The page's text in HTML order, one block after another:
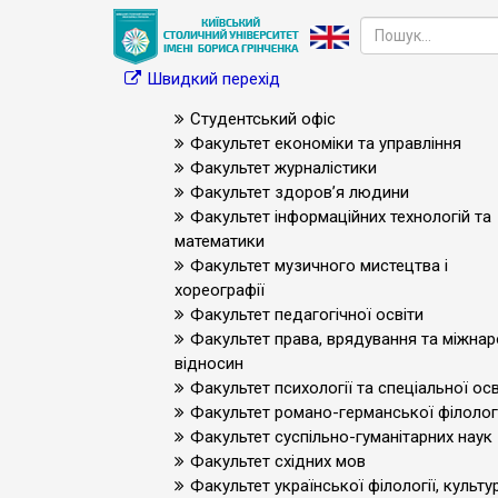
Швидкий перехід
Студентський офіс
Факультет економіки та управління
Факультет журналістики
Факультет здоров’я людини
Факультет інформаційних технологій та
математики
Факультет музичного мистецтва і
хореографії
Факультет педагогічної освіти
Факультет права, врядування та
відносин
Факультет психології та спеціальної
Факультет романо-германської
Факультет суспільно-гуманітарних наук
Факультет східних мов
Факультет української філології,